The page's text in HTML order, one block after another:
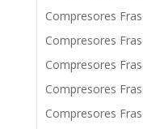
Compresores
Compresores
Compresores
Compresores
Compresores